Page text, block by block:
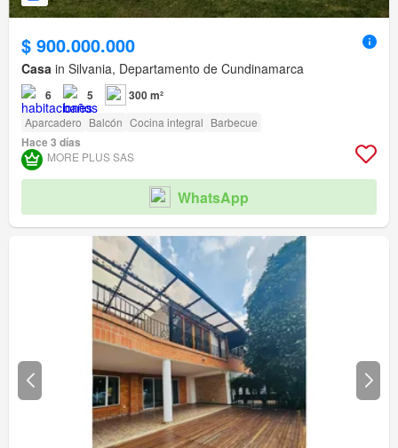
$ 900.000.000
Casa in Silvania, Departamento de Cundinamarca
6 5 300 m²
Aparcadero Balcón Cocina integral Barbecue
Hace 3 días
MORE PLUS SAS
WhatsApp